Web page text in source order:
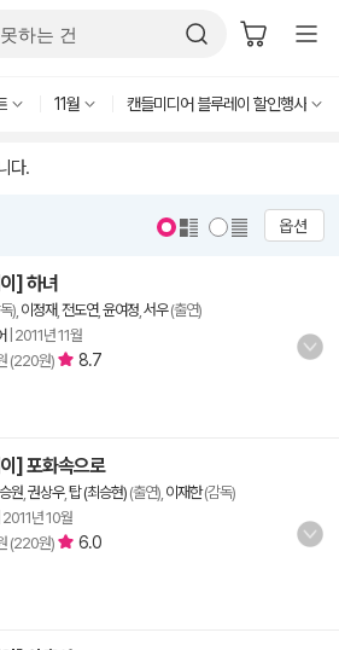
11월 캔들미디어 블루레이 할인행사
다.
옵션
] 하녀
), 이정재 전도연, 윤여정 서우(출연)
2011년 11월
(220원)
8.7
] 포화속으로
원 권상우, 탑 (최승현) (출연), 이재한(감독)
2011년 10월
(220원)
6.0